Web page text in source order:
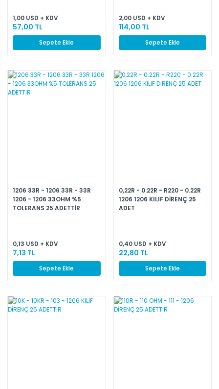
1,00 USD + KDV
57,00 TL
Sepete Ekle
2,00 USD + KDV
114,00 TL
Sepete Ekle
1206 33R - 1206 33R - 33R
1206 - 1206 33OHM %5
TOLERANS 25 ADETTİR
0,13 USD + KDV
7,13 TL
Sepete Ekle
0,22R - 0.22R - R220 - 0.22R
1206 1206 KILIF DİRENÇ 25
ADET
0,40 USD + KDV
22,80 TL
Sepete Ekle